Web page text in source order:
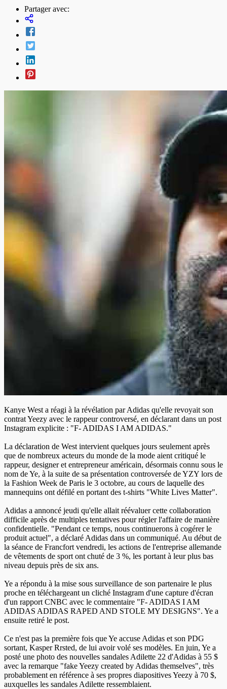
Partager avec:
Kanye West a réagi à la révélation par Adidas qu'elle revoyait son
contrat Yeezy avec le rappeur controversé, en déclarant dans un post
Instagram explicite : "F- ADIDAS I AM ADIDAS."
La déclaration de West intervient quelques jours seulement après
que de nombreux acteurs du monde de la mode aient critiqué le
rappeur, designer et entrepreneur américain, désormais connu sous le
nom de Ye, à la suite de sa présentation controversée de YZY lors de
la Fashion Week de Paris le 3 octobre, au cours de laquelle des
mannequins ont défilé en portant des t-shirts "White Lives Matter".
Adidas a annoncé jeudi qu'elle allait réévaluer cette collaboration
difficile après de multiples tentatives pour régler l'affaire de manière
confidentielle. "Pendant ce temps, nous continuerons à cogérer le
produit actuel", a déclaré Adidas dans un communiqué. Au début de
la séance de Francfort vendredi, les actions de l'entreprise allemande
de vêtements de sport ont chuté de 3 %, les portant à leur plus bas
niveau depuis près de six ans.
Ye a répondu à la mise sous surveillance de son partenaire le plus
proche en téléchargeant un cliché Instagram d'une capture d'écran
d'un rapport CNBC avec le commentaire "F- ADIDAS I AM
ADIDAS ADIDAS RAPED AND STOLE MY DESIGNS". Ye a
ensuite retiré le post.
Ce n'est pas la première fois que Ye accuse Adidas et son PDG
sortant, Kasper Rrsted, de lui avoir volé ses modèles. En juin, Ye a
posté une photo des nouvelles sandales Adilette 22 d'Adidas à 55 $
avec la remarque "fake Yeezy created by Adidas themselves", très
probablement en référence à ses propres diapositives Yeezy à 70 $,
auxquelles les sandales Adilette ressemblaient.